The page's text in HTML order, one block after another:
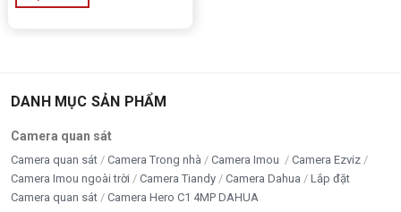
DANH MỤC SẢN PHẨM
Camera quan sát
Camera quan sát Camera Trong nhà Camera Imou
Camera Ezviz
Camera Imou ngoài trời
Camera Tiandy Camera Dahua
Lắp đặt
Camera quan sát
Camera Hero C1 4MP DAHUA